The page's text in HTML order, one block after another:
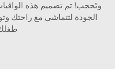
وتَحجب! تم تصميم هذه الواقيات
الجودة لتتماشى مع راحتك